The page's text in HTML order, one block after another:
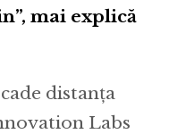
mai explică
distanța
Labs